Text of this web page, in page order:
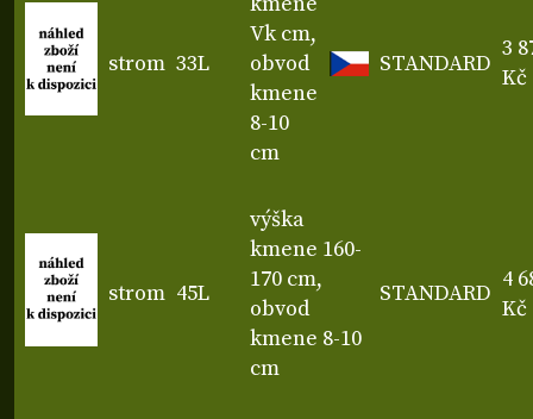
strom 33L
Vk cm,
obvod
kmene
8-10
cm
STANDARD
3
Kč
strom 45L
výška
kmene 160-
170 cm,
obvod
kmene 8-10
cm
STANDARD
4
Kč